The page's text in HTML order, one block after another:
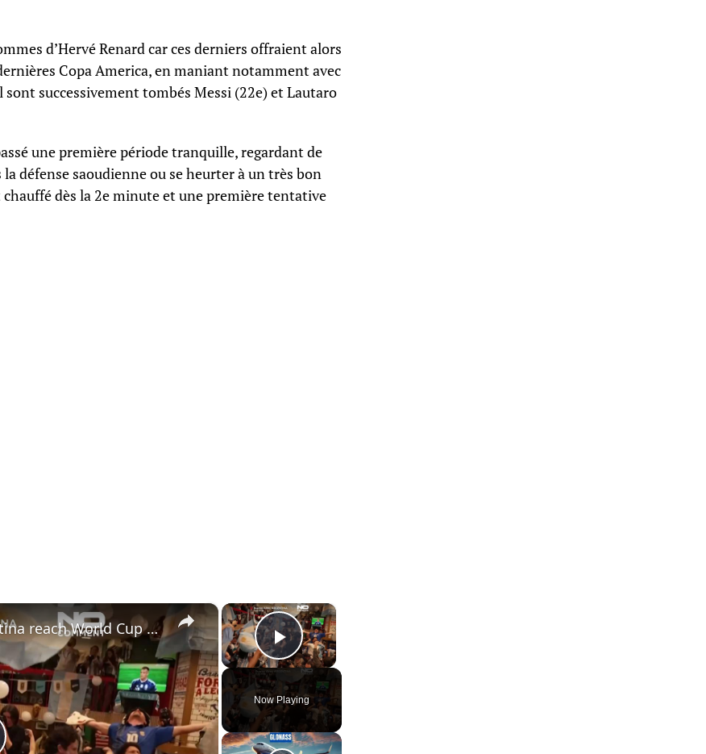
d’Hervé Renard car ces derniers offraient alors
Copa America, en maniant notamment avec
successivement tombés Messi (22e) et Lautaro
une première période tranquille, regardant de
défense saoudienne ou se heurter à un très bon
dès la 2e minute et une première tentative
×
Play Video
Now Playing
×
Buenos Aires erupts as Argentina reach World Cup final